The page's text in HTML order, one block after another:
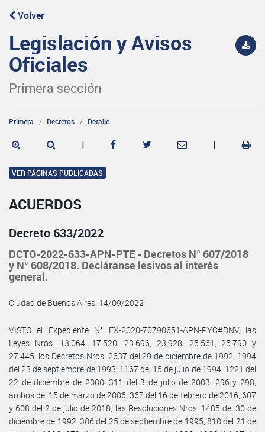
Volver
Legislación y Avisos
Oficiales
Primera sección
Primera Decretos Detalle
| |
VER PÁGINAS PUBLICADAS
ACUERDOS
Decreto 633/2022
DCTO-2022-633-APN-PTE - Decretos N° 607/2018
y N° 608/2018. Decláranse lesivos al interés
general.
Ciudad de Buenos Aires, 14/09/2022
VISTO el Expediente N° EX-2020-70790651-APN-PYC#DNV, las
Leyes Nros. 13.064, 17.520, 23.696, 23.928, 25.561, 25.790 y
27.445, los Decretos Nros. 2637 del 29 de diciembre de 1992, 1994
del 23 de septiembre de 1993, 1167 del 15 de julio de 1994, 1221 del
22 de diciembre de 2000, 311 del 3 de julio de 2003, 296 y 298,
ambos del 15 de marzo de 2006, 367 del 16 de febrero de 2016, 607
y 608 del 2 de julio de 2018, las Resoluciones Nros. 1485 del 30 de
diciembre de 1992, 306 del 25 de septiembre de 1995, 810 del 21 de